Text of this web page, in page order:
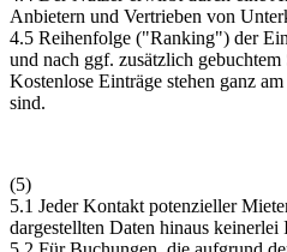
Anbietern und Vertrieben von
4.5 Reihenfolge ("Ranking") der
und nach ggf. zusätzlich
Kostenlose Einträge stehen ganz
sind.
(5)
5.1 Jeder Kontakt potenzieller
dargestellten Daten hinaus